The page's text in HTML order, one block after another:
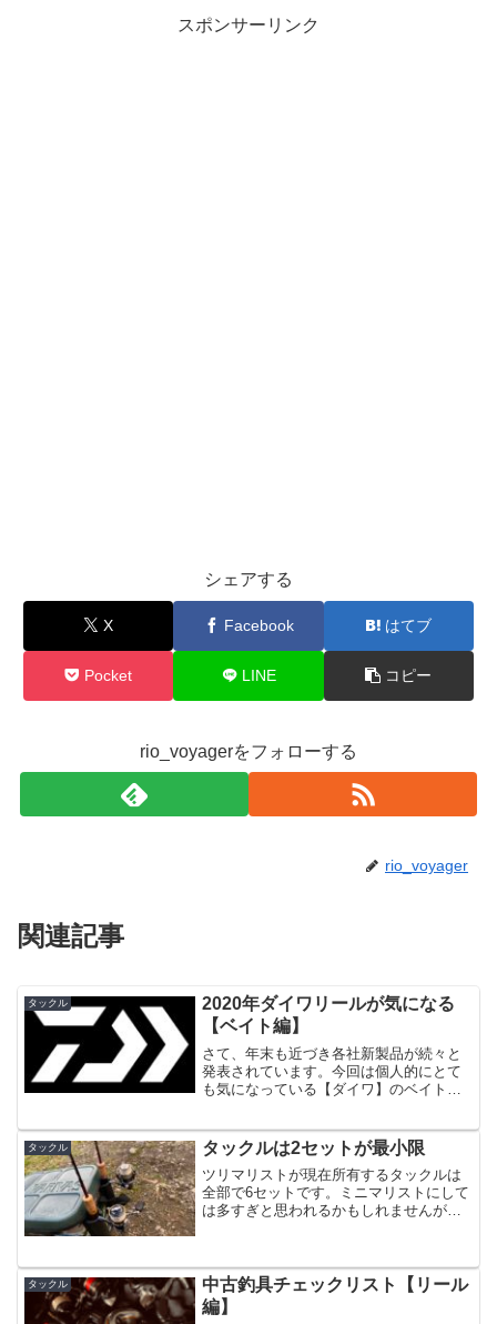
スポンサーリンク
シェアする
X Facebook はてブ
Pocket LINE コピー
rio_voyagerをフォローする
rio_voyager
関連記事
タックル
2020年ダイワリールが気になる
【ベイト編】
さて、年末も近づき各社新製品が続々と
発表されています。今回は個人的にとて
も気になっている【ダイワ】のベイトリ
ノ社の【07メタニウムMg】を使用してい
て特にガタもなく満足...
タックル タックルは2セットが最小限
ツリマリストが現在所有するタックルは
全部で6セットです。ミニマリストにして
は多すぎと思われるかもしれませんが、
ど多いとは思っていません。といっても
理論値4セットくらいま...
タックル
中古釣具チェックリスト【リール
編】